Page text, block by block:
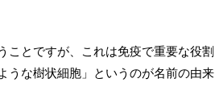
ことですが、これは免疫で重要な役割
うな樹状細胞」というのが名前の由来